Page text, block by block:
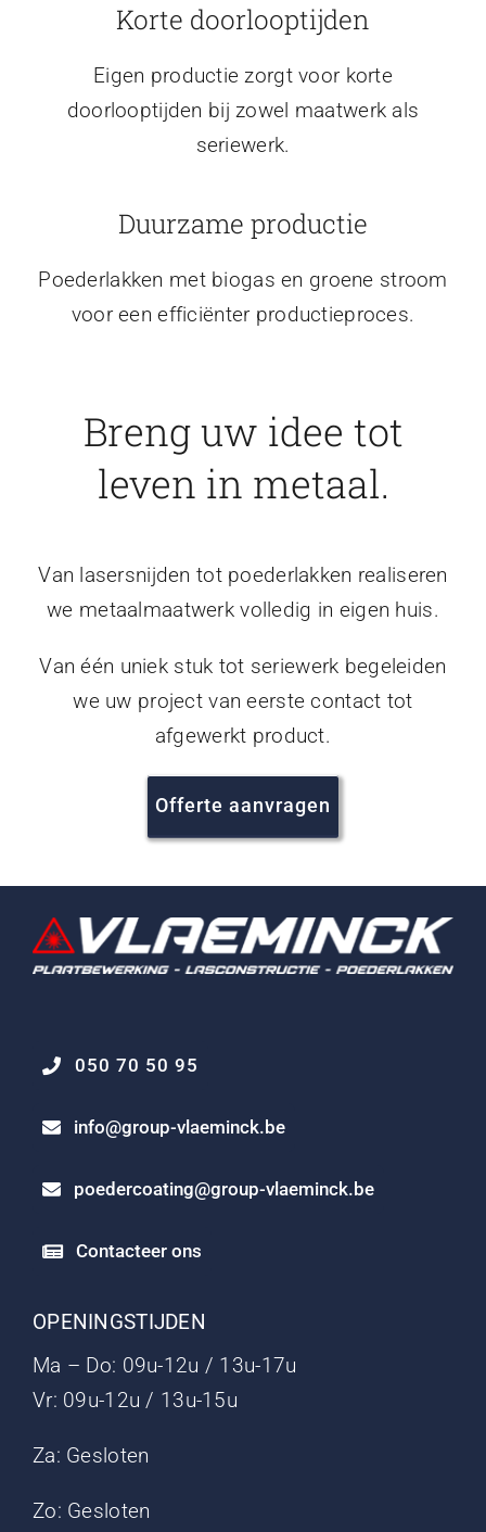
Korte doorlooptijden
Eigen productie zorgt voor korte
doorlooptijden bij zowel maatwerk als
seriewerk.
Duurzame productie
Poederlakken met biogas en groene stroom
voor een efficiënter productieproces.
Breng uw idee tot
leven in metaal.
Van lasersnijden tot poederlakken realiseren
we metaalmaatwerk volledig in eigen huis.
Van één uniek stuk tot seriewerk begeleiden
we uw project van eerste contact tot
afgewerkt product.
Offerte aanvragen
050 70 50 95
info@group-vlaeminck.be
poedercoating@group-vlaeminck.be
Contacteer ons
OPENINGSTIJDEN
Ma – Do: 09u-12u / 13u-17u
Vr: 09u-12u / 13u-15u
Za: Gesloten
Zo: Gesloten